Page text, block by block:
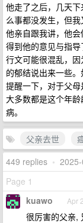
他走了之后，几天
么事都没发生，但
他亲自跟我讲，他
得到他的意见与指导
行文可能很混乱，
的郁结说出来一些
提醒一下，对于父
大多数都是这个年
病。
父亲去世
449 replies •
Page 1
kuawo Apr
很厉害的父亲,